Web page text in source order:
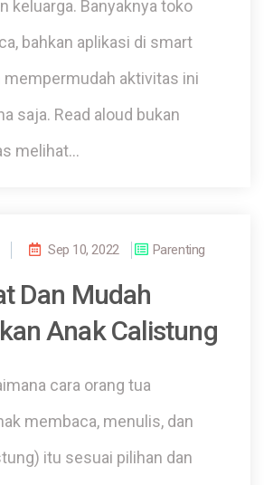
keluarga. Banyaknya toko
bahkan aplikasi di smart
aktivitas ini
saja. Read aloud bukan
melihat…
Sep 10, 2022 Parenting
Dan Mudah
Anak Calistung
cara orang tua
membaca, menulis, dan
itu sesuai pilihan dan